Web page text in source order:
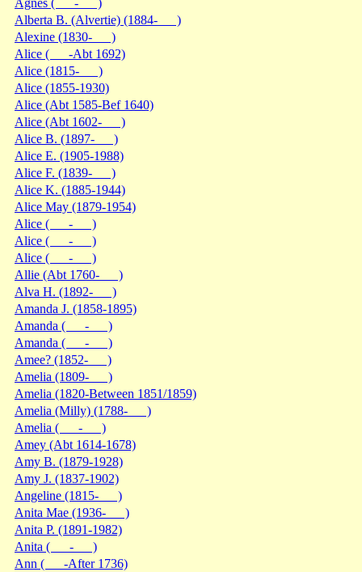
Alberta B. (Alvertie) (1884- )
Alexine (1830- )
Alice ( -Abt 1692)
Alice (1815- )
Alice (1855-1930)
Alice (Abt 1585-Bef 1640)
Alice (Abt 1602- )
Alice B. (1897- )
Alice E. (1905-1988)
Alice F. (1839- )
Alice K. (1885-1944)
Alice May (1879-1954)
Alice ( - )
Alice ( - )
Alice ( - )
Allie (Abt 1760- )
Alva H. (1892- )
Amanda J. (1858-1895)
Amanda ( - )
Amanda ( - )
Amee? (1852- )
Amelia (1809- )
Amelia (1820-Between 1851/1859)
Amelia (Milly) (1788- )
Amelia ( - )
Amey (Abt 1614-1678)
Amy B. (1879-1928)
Amy J. (1837-1902)
Angeline (1815- )
Anita Mae (1936- )
Anita P. (1891-1982)
Anita ( - )
Ann ( -After 1736)